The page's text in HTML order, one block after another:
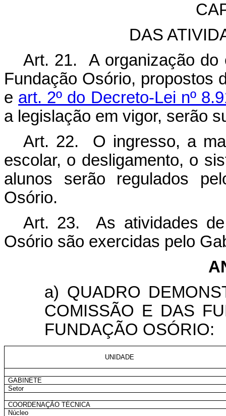
DAS
Art. 21. A organização do
Fundação Osório, propostos
e art. 2º do Decreto-Lei nº
a legislação em vigor, serão
Art. 22. O ingresso, a
escolar, o desligamento, o
alunos serão regulados
Osório.
Art. 23. As atividades
Osório são exercidas pelo
a) QUADRO
COMISSÃO E DAS
FUNDAÇÃO OSÓRIO:
UNIDADE
GABINETE
Setor
COORDENAÇÃO TÉCNICA
Núcleo